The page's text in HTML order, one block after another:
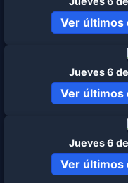
Ver últimos
Jueves 6
Ver últimos
Jueves 6
Ver últimos